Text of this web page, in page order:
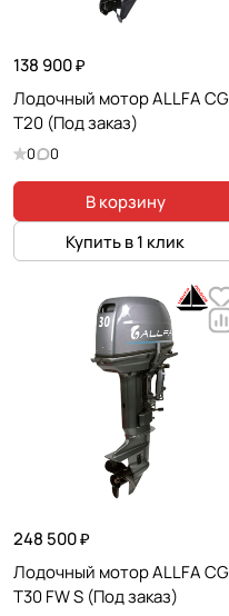
138 900 ₽
Лодочный мотор ALLFA CG
T20 (Под заказ)
0 0
В корзину
Купить в 1 клик
248 500 ₽
Лодочный мотор ALLFA CG
T30 FW S (Под заказ)